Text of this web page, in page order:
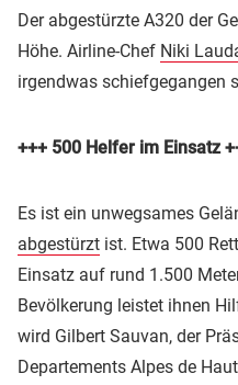
Der abgestürzte A320 der
Höhe. Airline-Chef Niki
irgendwas schiefgegangen
+++ 500 Helfer im Einsatz
Es ist ein unwegsames
abgestürzt ist. Etwa 500
Einsatz auf rund 1.500
Bevölkerung leistet ihnen
wird Gilbert Sauvan, der
Departements Alpes de